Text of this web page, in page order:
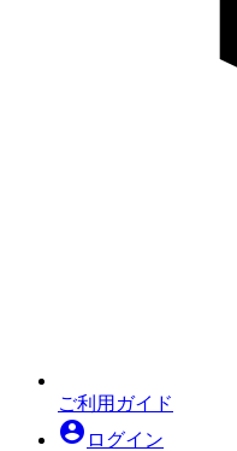
ご利用ガイド
account_circle ログイン